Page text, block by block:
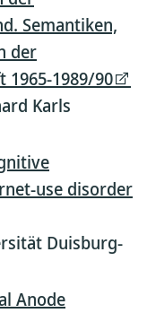
Semantiken,
der
1965-1989/90
Karls
use disorder
Duisburg-
Anode